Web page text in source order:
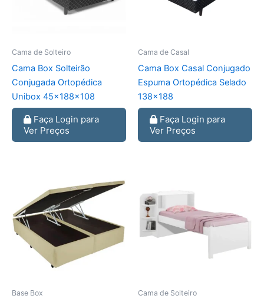
Cama de Solteiro
Cama Box Solteirão
Conjugada Ortopédica
Unibox 45x188x108
Faça Login para
Ver Preços
Cama de Casal
Cama Box Casal Conjugado
Espuma Ortopédica Selado
138×188
Faça Login para
Ver Preços
Base Box Cama de Solteiro